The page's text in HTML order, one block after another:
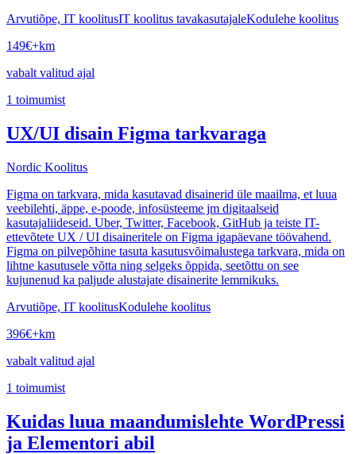
Arvutiõpe, IT koolitusIT koolitus tavakasutajaleKodulehe koolitus
149€+km
vabalt valitud ajal
1 toimumist
UX/UI disain Figma tarkvaraga
Nordic Koolitus
Figma on tarkvara, mida kasutavad disainerid üle maailma, et luua
veebilehti, äppe, e-poode, infosüsteeme jm digitaalseid
kasutajaliideseid. Uber, Twitter, Facebook, GitHub ja teiste IT-
ettevõtete UX / UI disaineritele on Figma igapäevane töövahend.
Figma on pilvepõhine tasuta kasutusvõimalustega tarkvara, mida on
lihtne kasutusele võtta ning selgeks õppida, seetõttu on see
kujunenud ka paljude alustajate disainerite lemmikuks.
Arvutiõpe, IT koolitusKodulehe koolitus
396€+km
vabalt valitud ajal
1 toimumist
Kuidas luua maandumislehte WordPressi
ja Elementori abil